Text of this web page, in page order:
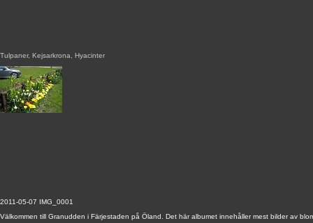
2011-05-07 IMG_0001
Välkommen till Granudden i Färjestaden på Öland. Det här albumet innehåller mest bilder av
Tulpaner, Kejsarkrona, Hyacinter